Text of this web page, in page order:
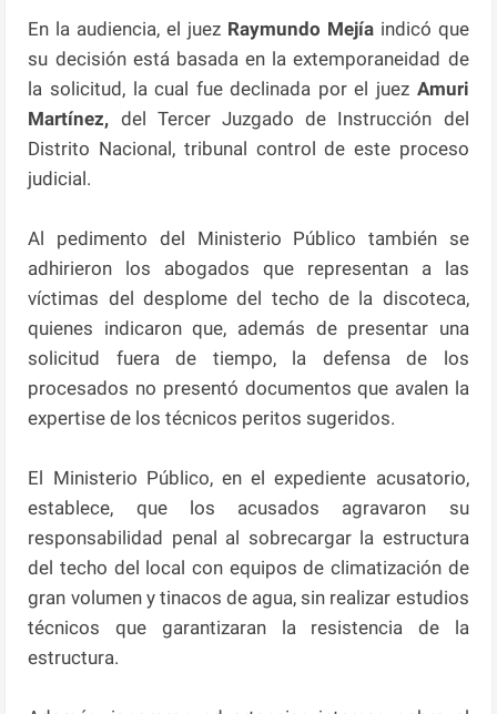
En la audiencia, el juez Raymundo Mejía indicó que
su decisión está basada en la extemporaneidad de
la solicitud, la cual fue declinada por el juez Amuri
Martínez, del Tercer Juzgado de Instrucción del
Distrito Nacional, tribunal control de este proceso
judicial.
Al pedimento del Ministerio Público también se
adhirieron los abogados que representan a las
víctimas del desplome del techo de la discoteca,
quienes indicaron que, además de presentar una
solicitud fuera de tiempo, la defensa de los
procesados no presentó documentos que avalen la
expertise de los técnicos peritos sugeridos.
El Ministerio Público, en el expediente acusatorio,
establece, que los acusados agravaron su
responsabilidad penal al sobrecargar la estructura
del techo del local con equipos de climatización de
gran volumen y tinacos de agua, sin realizar estudios
técnicos que garantizaran la resistencia de la
estructura.